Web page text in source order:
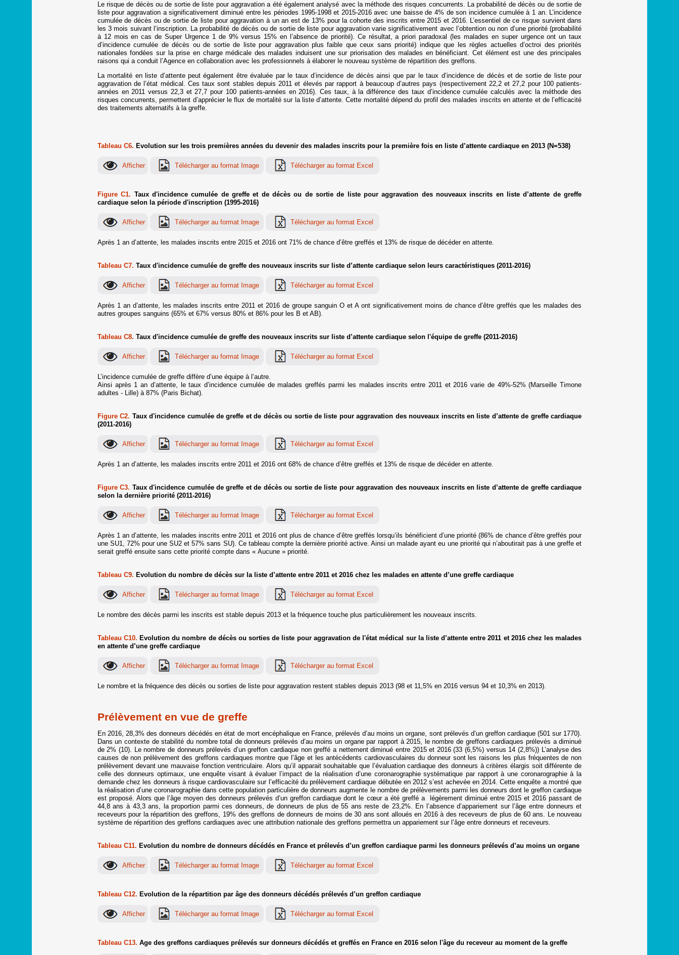
Le risque de décès ou de sortie de liste pour aggravation a été également analysé avec la méthode des risques concurrents. La probabilité de décès ou de sortie de
liste pour aggravation a significativement diminué entre les périodes 1995-1998 et 2015-2016 avec une baisse de 4% de son incidence cumulée à 1 an. L’incidence
cumulée de décès ou de sortie de liste pour aggravation à un an est de 13% pour la cohorte des inscrits entre 2015 et 2016. L’essentiel de ce risque survient dans
les 3 mois suivant l’inscription. La probabilité de décès ou de sortie de liste pour aggravation varie significativement avec l’obtention ou non d’une priorité (probabilité
à 12 mois en cas de Super Urgence 1 de 9% versus 15% en l’absence de priorité). Ce résultat, a priori paradoxal (les malades en super urgence ont un taux
d’incidence cumulée de décès ou de sortie de liste pour aggravation plus faible que ceux sans priorité) indique que les règles actuelles d’octroi des priorités
nationales fondées sur la prise en charge médicale des malades induisent une sur priorisation des malades en bénéficiant. Cet élément est une des principales
raisons qui a conduit l’Agence en collaboration avec les professionnels à élaborer le nouveau système de répartition des greffons.
La mortalité en liste d’attente peut également être évaluée par le taux d’incidence de décès ainsi que par le taux d’incidence de décès et de sortie de liste pour
aggravation de l’état médical. Ces taux sont stables depuis 2011 et élevés par rapport à beaucoup d’autres pays (respectivement 22,2 et 27,2 pour 100 patients-
années en 2011 versus 22,3 et 27,7 pour 100 patients-années en 2016). Ces taux, à la différence des taux d’incidence cumulée calculés avec la méthode des
risques concurrents, permettent d’apprécier le flux de mortalité sur la liste d’attente. Cette mortalité dépend du profil des malades inscrits en attente et de l’efficacité
des traitements alternatifs à la greffe.
Tableau C6. Evolution sur les trois premières années du devenir des malades inscrits pour la première fois en liste d’attente cardiaque en 2013 (N=538)
Figure C1. Taux d'incidence cumulée de greffe et de décès ou de sortie de liste pour aggravation des nouveaux inscrits en liste d’attente de greffe
cardiaque selon la période d'inscription (1995-2016)
Après 1 an d’attente, les malades inscrits entre 2015 et 2016 ont 71% de chance d’être greffés et 13% de risque de décéder en attente.
Tableau C7. Taux d'incidence cumulée de greffe des nouveaux inscrits sur liste d’attente cardiaque selon leurs caractéristiques (2011-2016)
Après 1 an d’attente, les malades inscrits entre 2011 et 2016 de groupe sanguin O et A ont significativement moins de chance d’être greffés que les malades des
autres groupes sanguins (65% et 67% versus 80% et 86% pour les B et AB).
Tableau C8. Taux d'incidence cumulée de greffe des nouveaux inscrits sur liste d’attente cardiaque selon l'équipe de greffe (2011-2016)
L’incidence cumulée de greffe diffère d’une équipe à l’autre.
Ainsi après 1 an d’attente, le taux d’incidence cumulée de malades greffés parmi les malades inscrits entre 2011 et 2016 varie de 49%-52% (Marseille Timone
adultes - Lille) à 87% (Paris Bichat).
Figure C2. Taux d'incidence cumulée de greffe et de décès ou sortie de liste pour aggravation des nouveaux inscrits en liste d’attente de greffe cardiaque
(2011-2016)
Après 1 an d’attente, les malades inscrits entre 2011 et 2016 ont 68% de chance d’être greffés et 13% de risque de décéder en attente.
Figure C3. Taux d'incidence cumulée de greffe et de décès ou sortie de liste pour aggravation des nouveaux inscrits en liste d’attente de greffe cardiaque
selon la dernière priorité (2011-2016)
Après 1 an d’attente, les malades inscrits entre 2011 et 2016 ont plus de chance d’être greffés lorsqu’ils bénéficient d’une priorité (86% de chance d’être greffés pour
une SU1, 72% pour une SU2 et 57% sans SU). Ce tableau compte la dernière priorité active. Ainsi un malade ayant eu une priorité qui n’aboutirait pas à une greffe et
serait greffé ensuite sans cette priorité compte dans « Aucune » priorité.
Tableau C9. Evolution du nombre de décès sur la liste d’attente entre 2011 et 2016 chez les malades en attente d’une greffe cardiaque
Le nombre des décès parmi les inscrits est stable depuis 2013 et la fréquence touche plus particulièrement les nouveaux inscrits.
Tableau C10. Evolution du nombre de décès ou sorties de liste pour aggravation de l'état médical sur la liste d’attente entre 2011 et 2016 chez les malades
en attente d’une greffe cardiaque
Le nombre et la fréquence des décès ou sorties de liste pour aggravation restent stables depuis 2013 (98 et 11,5% en 2016 versus 94 et 10,3% en 2013).
Prélèvement en vue de greffe
En 2016, 28,3% des donneurs décédés en état de mort encéphalique en France, prélevés d’au moins un organe, sont prélevés d’un greffon cardiaque (501 sur 1770).
Dans un contexte de stabilité du nombre total de donneurs prélevés d’au moins un organe par rapport à 2015, le nombre de greffons cardiaques prélevés a diminué
de 2% (10). Le nombre de donneurs prélevés d’un greffon cardiaque non greffé a nettement diminué entre 2015 et 2016 (33 (6,5%) versus 14 (2,8%)) L’analyse des
causes de non prélèvement des greffons cardiaques montre que l’âge et les antécédents cardiovasculaires du donneur sont les raisons les plus fréquentes de non
prélèvement devant une mauvaise fonction ventriculaire. Alors qu’il apparait souhaitable que l’évaluation cardiaque des donneurs à critères élargis soit différente de
celle des donneurs optimaux, une enquête visant à évaluer l’impact de la réalisation d’une coronarographie systématique par rapport à une coronarographie à la
demande chez les donneurs à risque cardiovasculaire sur l’efficacité du prélèvement cardiaque débutée en 2012 s’est achevée en 2014. Cette enquête a montré que
la réalisation d’une coronarographie dans cette population particulière de donneurs augmente le nombre de prélèvements parmi les donneurs dont le greffon cardiaque
est proposé. Alors que l’âge moyen des donneurs prélevés d’un greffon cardiaque dont le cœur a été greffé a légèrement diminué entre 2015 et 2016 passant de
44,8 ans à 43,3 ans, la proportion parmi ces donneurs, de donneurs de plus de 55 ans reste de 23,2%. En l’absence d’appariement sur l’âge entre donneurs et
receveurs pour la répartition des greffons, 19% des greffons de donneurs de moins de 30 ans sont alloués en 2016 à des receveurs de plus de 60 ans. Le nouveau
système de répartition des greffons cardiaques avec une attribution nationale des greffons permettra un appariement sur l’âge entre donneurs et receveurs.
Tableau C11. Evolution du nombre de donneurs décédés en France et prélevés d’un greffon cardiaque parmi les donneurs prélevés d’au moins un organe
Tableau C12. Evolution de la répartition par âge des donneurs décédés prélevés d’un greffon cardiaque
Tableau C13. Age des greffons cardiaques prélevés sur donneurs décédés et greffés en France en 2016 selon l'âge du receveur au moment de la greffe